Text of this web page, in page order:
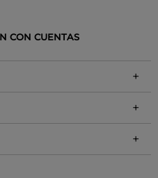
CON CUENTAS
+
+
+